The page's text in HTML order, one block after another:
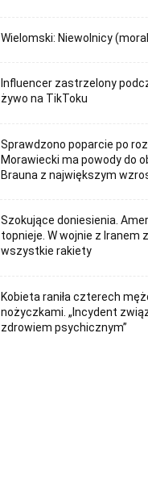
Wielomski: Niewolnicy
Influencer zastrzelony
żywo na TikToku
Sprawdzono poparcie po
Morawiecki ma powody do
Brauna z największym
Szokujące doniesienia.
topnieje. W wojnie z Iranem
wszystkie rakiety
Kobieta raniła czterech
nożyczkami. „Incydent
zdrowiem psychicznym”